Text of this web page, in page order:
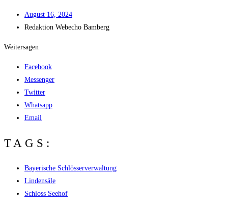
August 16, 2024
Redak­ti­on Web­echo Bamberg
Weitersagen
Facebook
Messenger
Twitter
Whatsapp
Email
TAGS:
Bayerische Schlösserverwaltung
Lindensäle
Schloss Seehof